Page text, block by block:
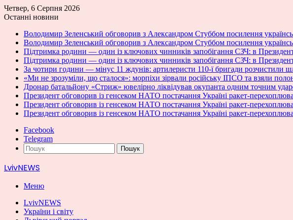
Четвер, 6 Серпня 2026
Останні новини
Володимир Зеленський обговорив з Александром Стуббом посилення
Володимир Зеленський обговорив з Александром Стуббом посилення
Підтримка родини — один із ключових чинників запобігання СЗЧ: в
Підтримка родини — один із ключових чинників запобігання СЗЧ: в
За чотири години — мінус 11 ждунів: артилеристи 110-ї бригади розчистили
«Ми не зрозуміли, що сталося»: морпіхи зірвали російську ІПСО та взяли
Дронар батальйону «Стриж» ювелірно ліквідував окупанта одним точним
Президент обговорив із генсеком НАТО постачання Україні ракет-
Президент обговорив із генсеком НАТО постачання Україні ракет-
Президент обговорив із генсеком НАТО постачання Україні ракет-
Facebook
Telegram
Пошук
LvivNEWS
Меню
LvivNEWS
України і світу